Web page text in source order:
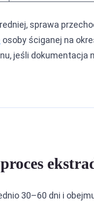
sprawa
osoby ściganej na
jeśli
30–60 dni i